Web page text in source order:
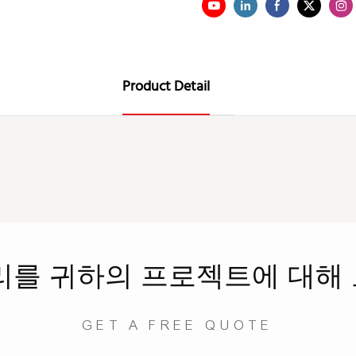
Product Detail
를 귀하의 프로젝트에 대해
GET A FREE QUOTE